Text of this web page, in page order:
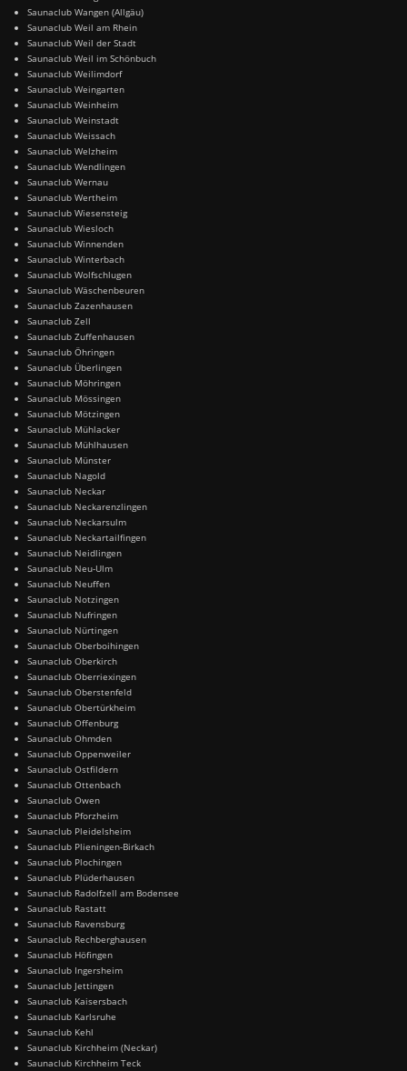
Saunaclub Wangen (Allgäu)
Saunaclub Weil am Rhein
Saunaclub Weil der Stadt
Saunaclub Weil im Schönbuch
Saunaclub Weilimdorf
Saunaclub Weingarten
Saunaclub Weinheim
Saunaclub Weinstadt
Saunaclub Weissach
Saunaclub Welzheim
Saunaclub Wendlingen
Saunaclub Wernau
Saunaclub Wertheim
Saunaclub Wiesensteig
Saunaclub Wiesloch
Saunaclub Winnenden
Saunaclub Winterbach
Saunaclub Wolfschlugen
Saunaclub Wäschenbeuren
Saunaclub Zazenhausen
Saunaclub Zell
Saunaclub Zuffenhausen
Saunaclub Öhringen
Saunaclub Überlingen
Saunaclub Möhringen
Saunaclub Mössingen
Saunaclub Mötzingen
Saunaclub Mühlacker
Saunaclub Mühlhausen
Saunaclub Münster
Saunaclub Nagold
Saunaclub Neckar
Saunaclub Neckarenzlingen
Saunaclub Neckarsulm
Saunaclub Neckartailfingen
Saunaclub Neidlingen
Saunaclub Neu-Ulm
Saunaclub Neuffen
Saunaclub Notzingen
Saunaclub Nufringen
Saunaclub Nürtingen
Saunaclub Oberboihingen
Saunaclub Oberkirch
Saunaclub Oberriexingen
Saunaclub Oberstenfeld
Saunaclub Obertürkheim
Saunaclub Offenburg
Saunaclub Ohmden
Saunaclub Oppenweiler
Saunaclub Ostfildern
Saunaclub Ottenbach
Saunaclub Owen
Saunaclub Pforzheim
Saunaclub Pleidelsheim
Saunaclub Plieningen-Birkach
Saunaclub Plochingen
Saunaclub Plüderhausen
Saunaclub Radolfzell am Bodensee
Saunaclub Rastatt
Saunaclub Ravensburg
Saunaclub Rechberghausen
Saunaclub Höfingen
Saunaclub Ingersheim
Saunaclub Jettingen
Saunaclub Kaisersbach
Saunaclub Karlsruhe
Saunaclub Kehl
Saunaclub Kirchheim (Neckar)
Saunaclub Kirchheim Teck